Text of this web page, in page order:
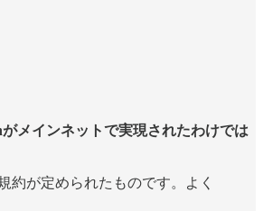
メインネットで実現されたわけでは
約が定められたものです。よく